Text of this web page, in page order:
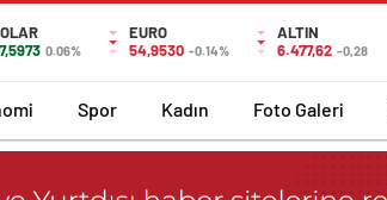
0.06%
EURO
54,9530 -0.14%
ALTIN
6.477,62 -0,28
Spor Kadın Foto Galeri